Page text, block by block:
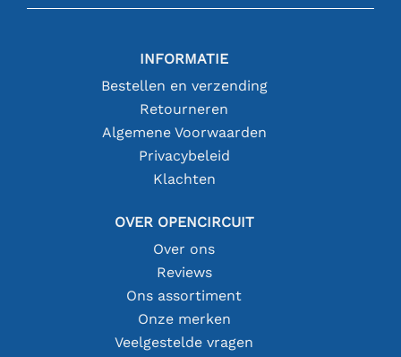
INFORMATIE
Bestellen en verzending
Retourneren
Algemene Voorwaarden
Privacybeleid
Klachten
OVER OPENCIRCUIT
Over ons
Reviews
Ons assortiment
Onze merken
Veelgestelde vragen